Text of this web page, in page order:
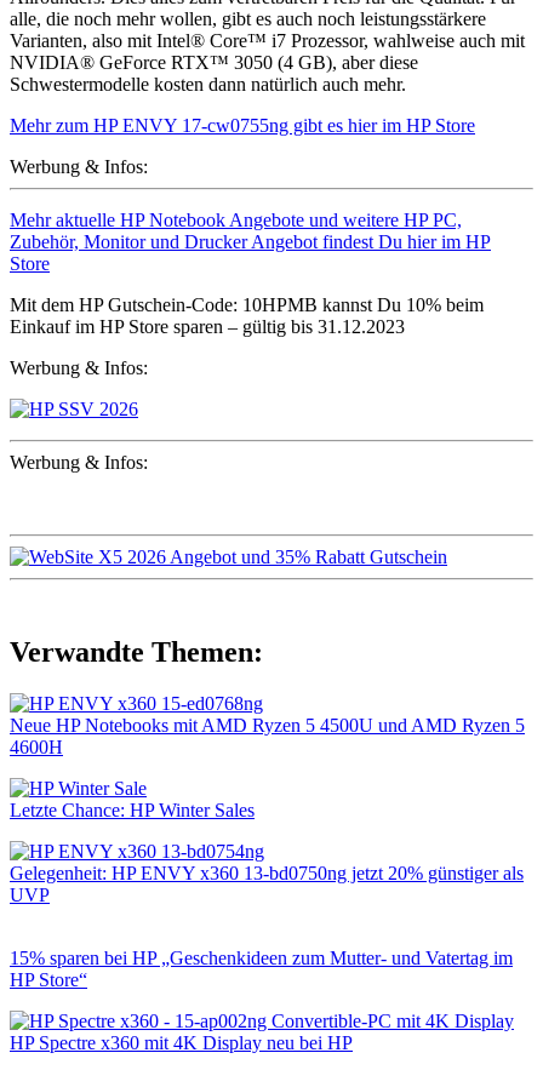
alle, die noch mehr wollen, gibt es auch noch leistungsstärkere
Varianten, also mit Intel® Core™ i7 Prozessor, wahlweise auch mit
NVIDIA® GeForce RTX™ 3050 (4 GB), aber diese
Schwestermodelle kosten dann natürlich auch mehr.
Mehr zum HP ENVY 17-cw0755ng gibt es hier im HP Store
Werbung & Infos:
Mehr aktuelle HP Notebook Angebote und weitere HP PC,
Zubehör, Monitor und Drucker Angebot findest Du hier im HP
Store
Mit dem HP Gutschein-Code: 10HPMB kannst Du 10% beim
Einkauf im HP Store sparen – gültig bis 31.12.2023
Werbung & Infos:
Werbung & Infos:
Verwandte Themen:
Neue HP Notebooks mit AMD Ryzen 5 4500U und AMD Ryzen 5
4600H
Letzte Chance: HP Winter Sales
Gelegenheit: HP ENVY x360 13-bd0750ng jetzt 20% günstiger als
UVP
15% sparen bei HP „Geschenkideen zum Mutter- und Vatertag im
HP Store“
HP Spectre x360 mit 4K Display neu bei HP